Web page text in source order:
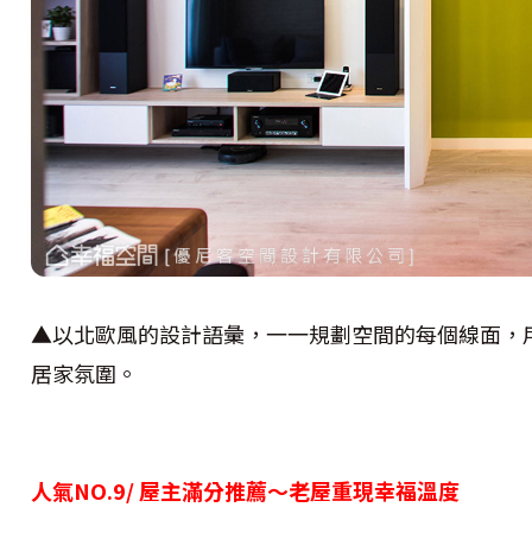
▲以北歐風的設計語彙，一一規劃空間的每個線面
居家氛圍。
人氣NO.9/ 屋主滿分推薦〜老屋重現幸福溫度